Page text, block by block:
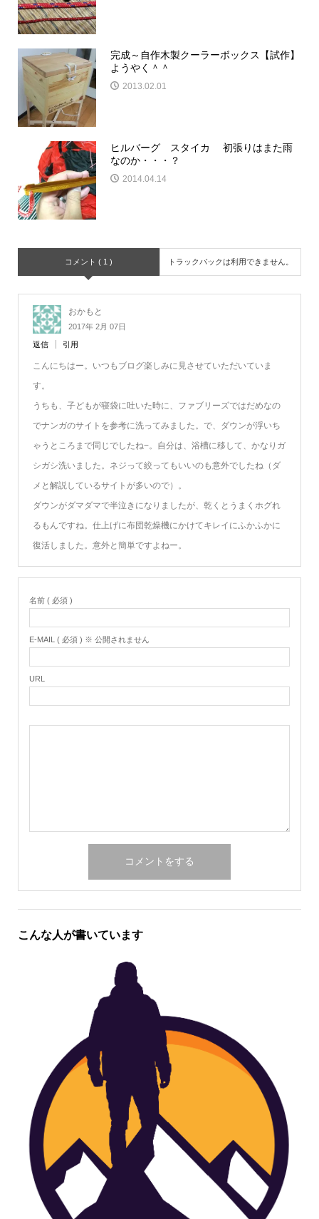
完成～自作木製クーラーボックス【試作】
ようやく＾＾
2013.02.01
ヒルバーグ スタイカ 初張りはまた雨
なのか・・・？
2014.04.14
コメント ( 1 ) トラックバックは利用できません。
おかもと
2017年 2月 07日
返信 引用
こんにちはー。いつもブログ楽しみに見させていただいていま
す。
うちも、子どもが寝袋に吐いた時に、ファブリーズではだめなの
でナンガのサイトを参考に洗ってみました。で、ダウンが浮いち
ゃうところまで同じでしたね−。自分は、浴槽に移して、かなりガ
シガシ洗いました。ネジって絞ってもいいのも意外でしたね（ダ
メと解説しているサイトが多いので）。
ダウンがダマダマで半泣きになりましたが、乾くとうまくホグれ
るもんですね。仕上げに布団乾燥機にかけてキレイにふかふかに
復活しました。意外と簡単ですよねー。
名前 ( 必須 )
E-MAIL ( 必須 ) ※ 公開されません
URL
こんな人が書いています